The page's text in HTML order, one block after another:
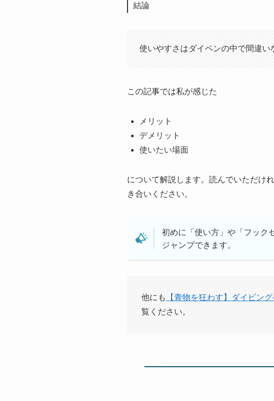
結論
使いやすさはダイペンの中で間違い
この記事では私が感じた
メリット
デメリット
使いたい場面
について解説します。読んでいただけ
き合いください。
初めに「使い方」や「フック
ジャンプできます。
他にも 【青物を狂わす】ダイビン
覧ください。